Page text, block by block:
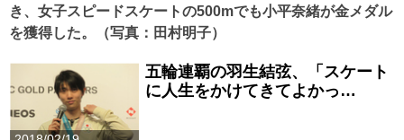
き、女子スピードスケートの500mでも小平奈緒が金メダル
を獲得した。（写真：田村明子）
五輪連覇の羽生結弦、「スケート
に人生をかけてきてよかっ…